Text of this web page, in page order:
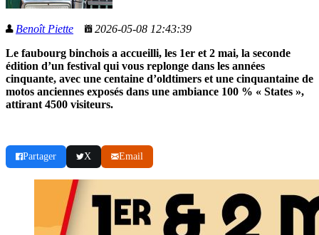
Benoît Piette
2026-05-08 12:43:39
Le faubourg binchois a accueilli, les 1er et 2 mai, la seconde
édition d’un festival qui vous replonge dans les années
cinquante, avec une centaine d’oldtimers et une cinquantaine de
motos anciennes exposés dans une ambiance 100 % « States »,
attirant 4500 visiteurs.
Partager X Email